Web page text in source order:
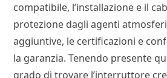
compatibile, l’installazione e il
protezione dagli agenti
aggiuntive, le certificazioni e
la garanzia. Tenendo presente
grado di trovare l’interruttore